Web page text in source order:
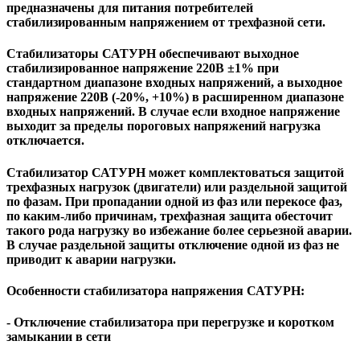
предназначены для питания потребителей
стабилизированным напряжением от трехфазной сети.
Стабилизаторы САТУРН обеспечивают выходное
стабилизированное напряжение 220В ±1% при
стандартном диапазоне входных напряжений, а выходное
напряжение 220В (-20%, +10%) в расширенном диапазоне
входных напряжений. В случае если входное напряжение
выходит за пределы пороговых напряжений нагрузка
отключается.
Стабилизатор САТУРН может комплектоваться защитой
трехфазных нагрузок (двигатели) или раздельной защитой
по фазам. При пропадании одной из фаз или перекосе фаз,
по каким-либо причинам, трехфазная защита обесточит
такого рода нагрузку во избежание более серьезной аварии.
В случае раздельной защиты отключение одной из фаз не
приводит к аварии нагрузки.
Особенности стабилизатора напряжения САТУРН:
- Отключение стабилизатора при перегрузке и коротком
замыкании в сети